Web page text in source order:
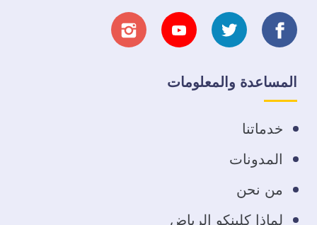
تابعنا
على
فيسبوك
تابعنا
على
تابعنا تابعنا
المساعدة والمعلومات
خدماتنا
المدونات
من نحن
لماذا كلينكو الرياض